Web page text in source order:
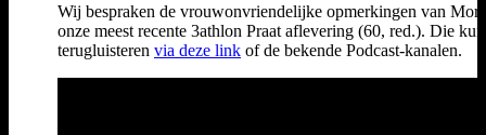
Wij bespraken de vrouwonvriendelijke opmerkingen van
onze meest recente 3athlon Praat aflevering (60, red.). Die
terugluisteren via deze link of de bekende Podcast-kanalen.